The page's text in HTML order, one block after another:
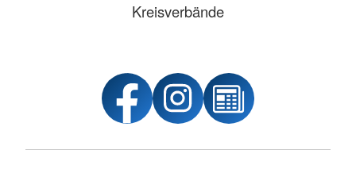
Kreisverbände